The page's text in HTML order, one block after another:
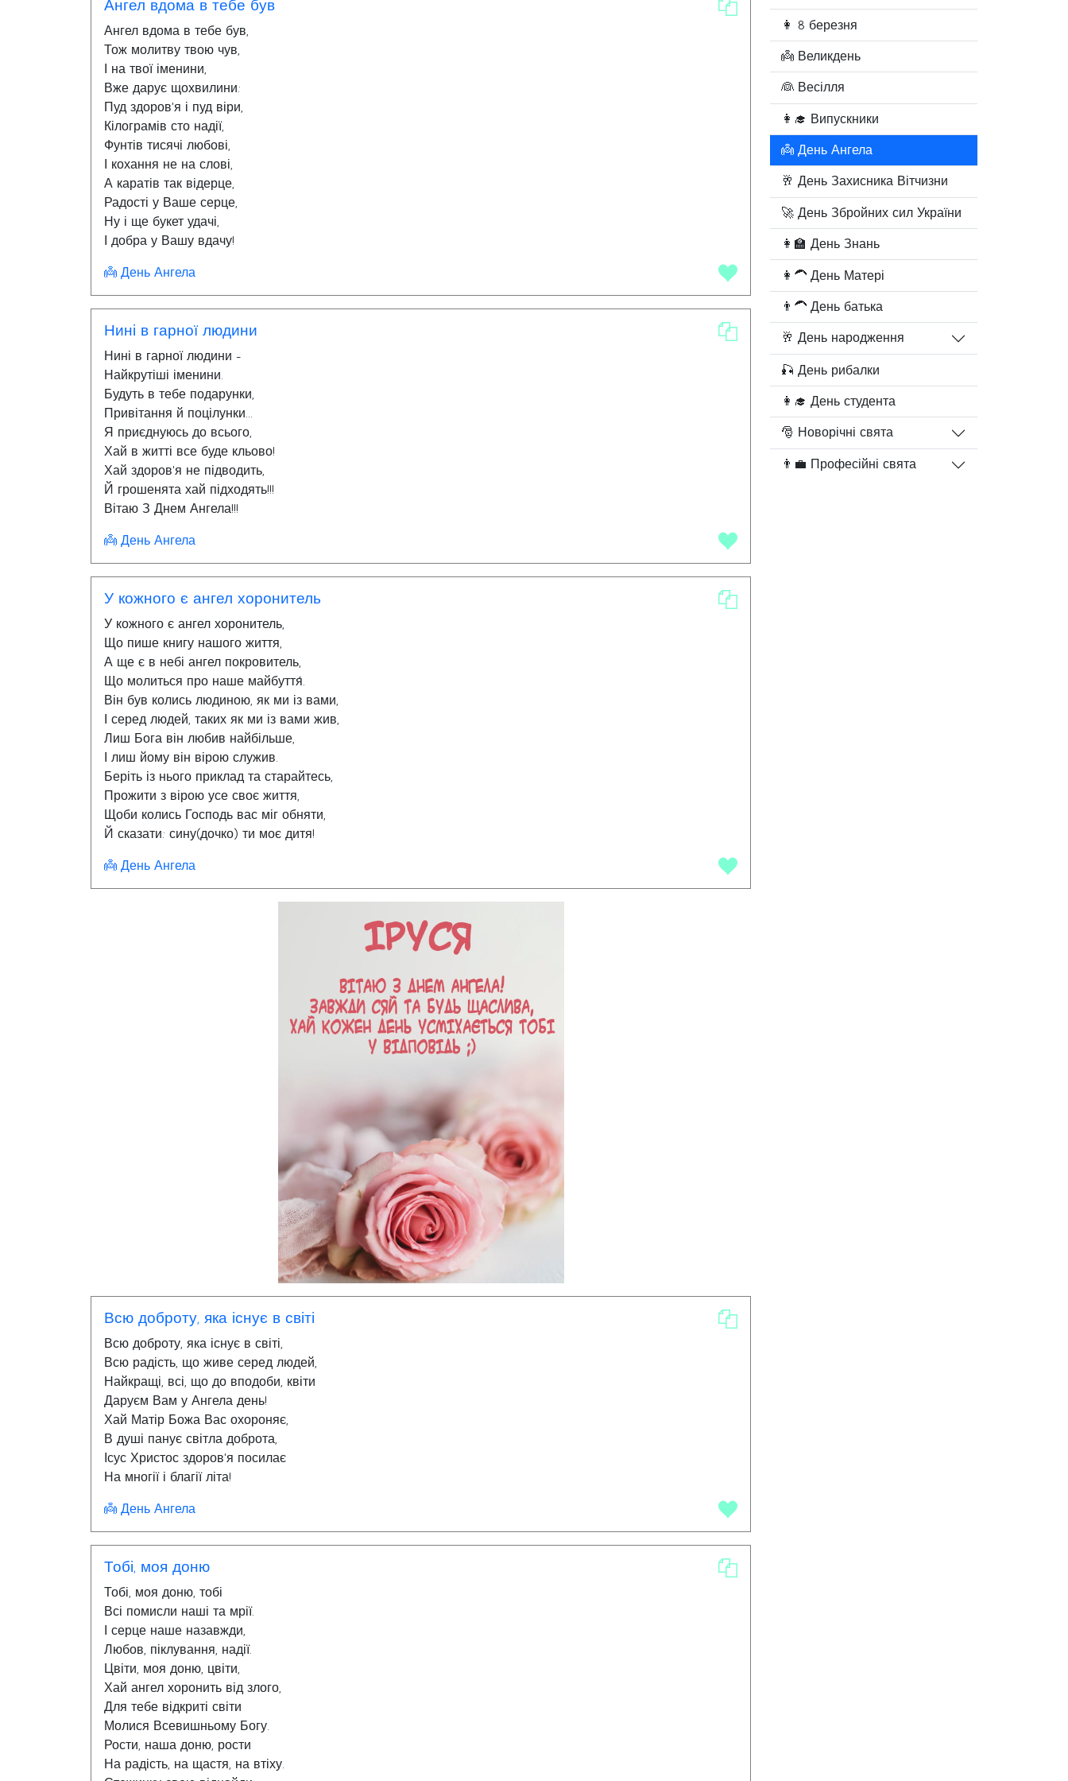
Ангел вдома в тебе був
Ангел вдома в тебе був,
Тож молитву твою чув,
І на твої іменини,
Вже дарує щохвилини:
Пуд здоров'я і пуд віри,
Кілограмів сто надії,
Фунтів тисячі любові,
І кохання не на слові,
А каратів так відерце,
Радості у Ваше серце,
Ну і ще букет удачі,
І добра у Вашу вдачу!
👼 День Ангела
Нині в гарної людини
Нині в гарної людини -
Найкрутіші іменини.
Будуть в тебе подарунки,
Привітання й поцілунки...
Я приєднуюсь до всього,
Хай в житті все буде кльово!
Хай здоров'я не підводить,
Й грошенята хай підходять!!!
Вітаю З Днем Ангела!!!
👼 День Ангела
У кожного є ангел хоронитель
У кожного є ангел хоронитель,
Що пише книгу нашого життя,
А ще є в небі ангел покровитель,
Що молиться про наше майбуття́.
Він був колись людиною, як ми із вами,
І серед людей, таких як ми із вами жив,
Лиш Бога він любив найбільше,
І лиш йому він вірою служив.
Беріть із нього приклад та старайтесь,
Прожити з вірою усе своє життя,
Щоби колись Господь вас міг обняти,
Й сказати: сину(дочко) ти моє дитя!
👼 День Ангела
Всю доброту, яка існує в світі
Всю доброту, яка існує в світі,
Всю радість, що живе серед людей,
Найкращі, всі, що до вподоби, квіти
Даруєм Вам у Ангела день!
Хай Матір Божа Вас охороняє,
В душі панує світла доброта,
Ісус Христос здоров'я посилає
На многії і благії літа!
👼 День Ангела
Тобі, моя доню
Тобі, моя доню, тобі
Всі помисли наші та мрії.
І серце наше назавжди,
Любов, піклування, надії.
Цвіти, моя доню, цвіти,
Хай ангел хоронить від злого,
Для тебе відкриті світи
Молися Всевишньому Богу.
Рости, наша доню, рости
На радість, на щастя, на втіху.
👩 8 березня
👼 Великдень
👰 Весілля
👩‍🎓 Випускники
👼 День Ангела
🥂 День Захисника Вітчизни
🚀 День Збройних сил України
👩‍🏫 День Знань
👩‍🦱 День Матері
👨‍🦱 День батька
🥂 День народження
🎣 День рибалки
👩‍🎓 День студента
🎅 Новорічні свята
👨‍💼 Професійні свята